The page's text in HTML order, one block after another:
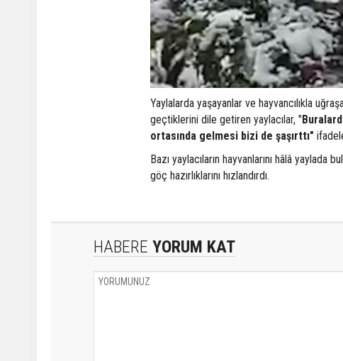
Yaylalarda yaşayanlar ve hayvancılıkla
geçtiklerini dile getiren yaylacılar, "
ortasında gelmesi bizi de şaşırttı"
Bazı yaylacıların hayvanlarını hâlâ yaylada
göç hazırlıklarını hızlandırdı.
HABERE YORUM KAT